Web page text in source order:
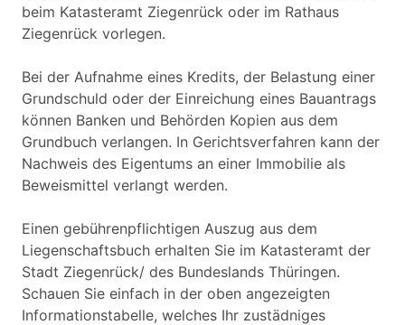
beim Katasteramt Ziegenrück oder im Rathaus
Ziegenrück vorlegen.
Bei der Aufnahme eines Kredits, der Belastung einer
Grundschuld oder der Einreichung eines Bauantrags
können Banken und Behörden Kopien aus dem
Grundbuch verlangen. In Gerichtsverfahren kann der
Nachweis des Eigentums an einer Immobilie als
Beweismittel verlangt werden.
Einen gebührenpflichtigen Auszug aus dem
Liegenschaftsbuch erhalten Sie im Katasteramt der
Stadt Ziegenrück/ des Bundeslands Thüringen.
Schauen Sie einfach in der oben angezeigten
Informationstabelle, welches Ihr zustädniges